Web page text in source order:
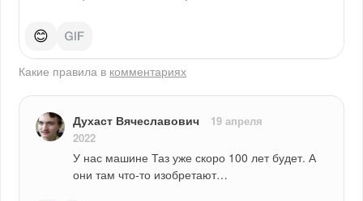
😊
Какие правила в комментариях
Духаст Вячеславович
19 апреля
2022
У нас машине Таз уже скоро 100 лет будет. А
они там что-то изобретают…